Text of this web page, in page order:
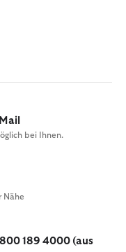
bei Ihnen.
Nähe
189 4000 (aus